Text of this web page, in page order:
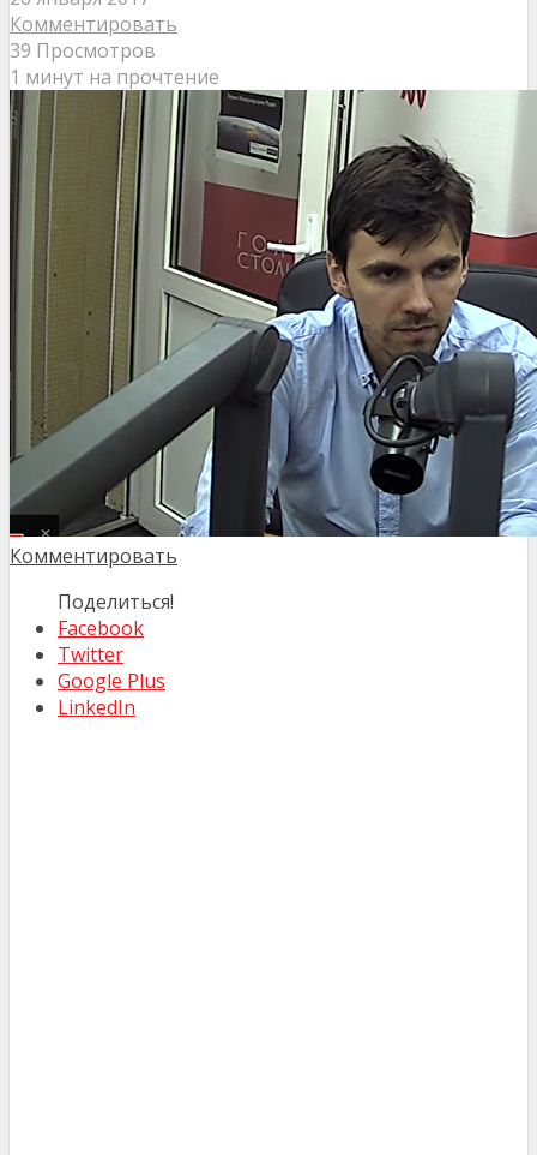
Комментировать
39 Просмотров
1 минут на прочтение
Комментировать
Поделиться!
Facebook
Twitter
Google Plus
LinkedIn